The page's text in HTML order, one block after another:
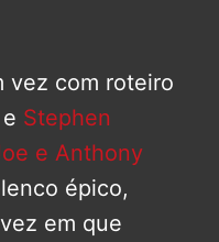
vez com roteiro
e Stephen
e Anthony
épico,
em que